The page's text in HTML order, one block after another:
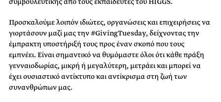
Προσκαλούμε λοιπόν ιδιώτες, οργανώσεις και επιχειρήσεις να
γιορτάσουν μαζί μας την #GivingTuesday, δείχνοντας την
έμπρακτη υποστήριξή τους προς έναν σκοπό που τους
εμπνέει. Είναι σημαντικό να θυμόμαστε όλοι ότι κάθε πράξη
γενναιοδωρίας, μικρή ή μεγαλύτερη, μετράει και μπορεί να
έχει ουσιαστικό αντίκτυπο και αντίκρισμα στη ζωή των
συνανθρώπων μας.